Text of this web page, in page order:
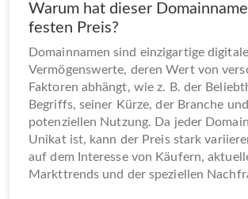
Warum hat dieser
festen Preis?
Domainnamen sind einzigartige digitale
Vermögenswerte, deren Wert von
Faktoren abhängt, wie z. B. der
Begriffs, seiner Kürze, der Branche
potenziellen Nutzung. Da jeder
Unikat ist, kann der Preis stark
auf dem Interesse von Käufern,
Markttrends und der speziellen